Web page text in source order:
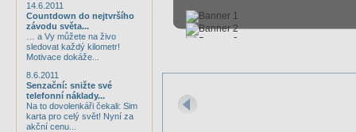
14.6.2011
Countdown do nejtvršího
závodu světa...
… a Vy můžete na živo
sledovat každý kilometr!
Motivace dokáže...
8.6.2011
Senzační: snižte své
telefonní náklady...
Na to dovolenkáři čekali: Sim
karta pro celý svět! Nyní za
akční cenu...